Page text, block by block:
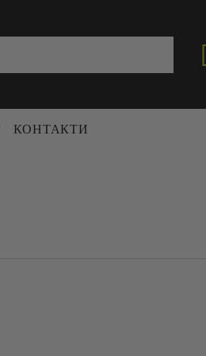
КОНТАКТИ